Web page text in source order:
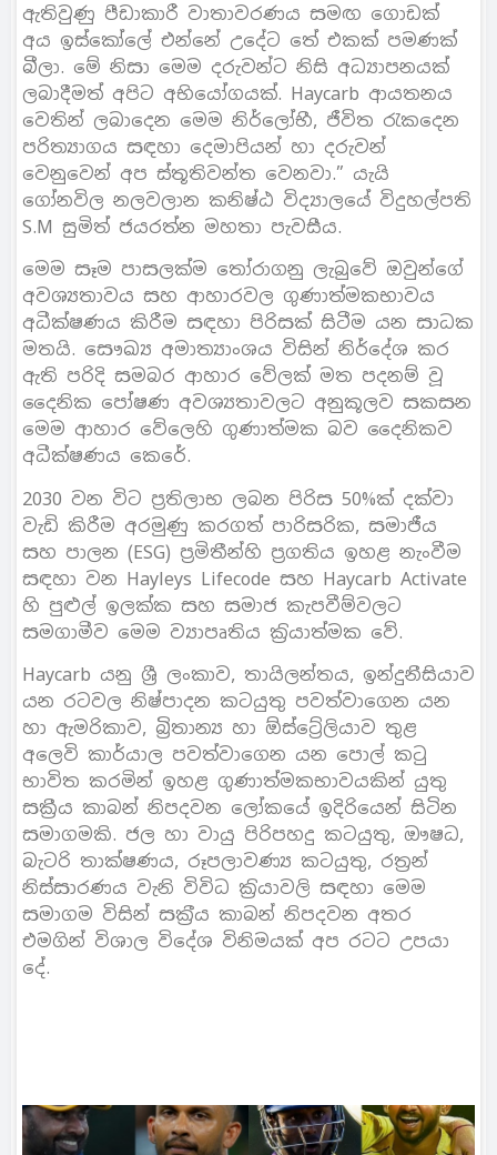
ඇතිවුණු පීඩාකාරී වාතාවරණය සමඟ ගොඩක්
අය ඉස්කෝලේ එන්නේ උදේට තේ එකක් පමණක්
බීලා. මේ නිසා මෙම දරුවන්ට නිසි අධ්‍යාපනයක්
ලබාදීමත් අපිට අභියෝගයක්. Haycarb ආයතනය
වෙතින් ලබාදෙන මෙම නිර්ලෝභී, ජීවිත රැකදෙන
පරිත්‍යාගය සඳහා දෙමාපියන් හා දරුවන්
වෙනුවෙන් අප ස්තූතිවන්ත වෙනවා.” යැයි
ගෝනවිල නලවලාන කනිෂ්ඨ විද්‍යාලයේ විදුහල්පති
S.M සුමිත් ජයරත්න මහතා පැවසීය.
මෙම සෑම පාසලක්ම තෝරාගනු ලැබුවේ ඔවුන්ගේ
අවශ්‍යතාවය සහ ආහාරවල ගුණාත්මකභාවය
අධීක්ෂණය කිරීම සඳහා පිරිසක් සිටීම යන සාධක
මතයි. සෞඛ්‍ය අමාත්‍යාංශය විසින් නිර්දේශ කර
ඇති පරිදි සමබර ආහාර වේලක් මත පදනම් වූ
දෛනික පෝෂණ අවශ්‍යතාවලට අනුකූලව සකසන
මෙම ආහාර වේලෙහි ගුණාත්මක බව දෛනිකව
අධීක්ෂණය කෙරේ.
2030 වන විට ප‍්‍රතිලාභ ලබන පිරිස 50%ක් දක්වා
වැඩි කිරීම අරමුණු කරගත් පාරිසරික, සමාජීය
සහ පාලන (ESG) ප‍්‍රමිතීන්හි ප‍්‍රගතිය ඉහළ නැංවීම
සඳහා වන Hayleys Lifecode සහ Haycarb Activate
හි පුළුල් ඉලක්ක සහ සමාජ කැපවීම්වලට
සමගාමීව මෙම ව්‍යාපෘතිය ක‍්‍රියාත්මක වේ.
Haycarb යනු ශී‍්‍ර ලංකාව, තායිලන්තය, ඉන්දුනීසියාව
යන රටවල නිෂ්පාදන කටයුතු පවත්වාගෙන යන
හා ඇමරිකාව, බි‍්‍රතාන්‍ය හා ඕස්ටේ‍්‍රලියාව තුළ
අලෙවි කාර්යාල පවත්වාගෙන යන පොල් කටු
භාවිත කරමින් ඉහළ ගුණාත්මකභාවයකින් යුතු
සකී‍්‍රය කාබන් නිපදවන ලෝකයේ ඉදිරියෙන් සිටින
සමාගමකි. ජල හා වායු පිරිපහදු කටයුතු, ඖෂධ,
බැටරි තාක්ෂණය, රූපලාවණ්‍ය කටයුතු, රත‍්‍රන්
නිස්සාරණය වැනි විවිධ ක‍්‍රියාවලි සඳහා මෙම
සමාගම විසින් සක‍්‍රීය කාබන් නිපදවන අතර
එමගින් විශාල විදේශ විනිමයක් අප රටට උපයා
දේ.